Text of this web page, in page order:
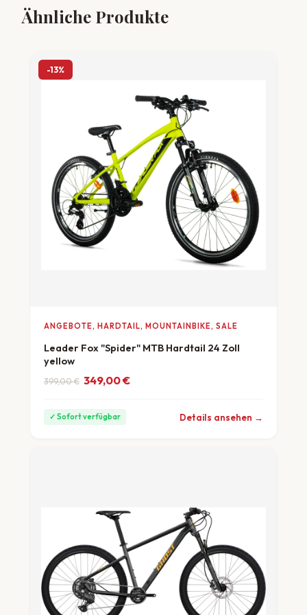
Ähnliche Produkte
-13%
ANGEBOTE, HARDTAIL, MOUNTAINBIKE, SALE
Leader Fox "Spider" MTB Hardtail 24 Zoll
yellow
399,00€
Ursprünglicher Preis war: 399,00 €
349,00€
Aktueller Preis ist: 349,00 €.
✓ Sofort verfügbar Details ansehen →